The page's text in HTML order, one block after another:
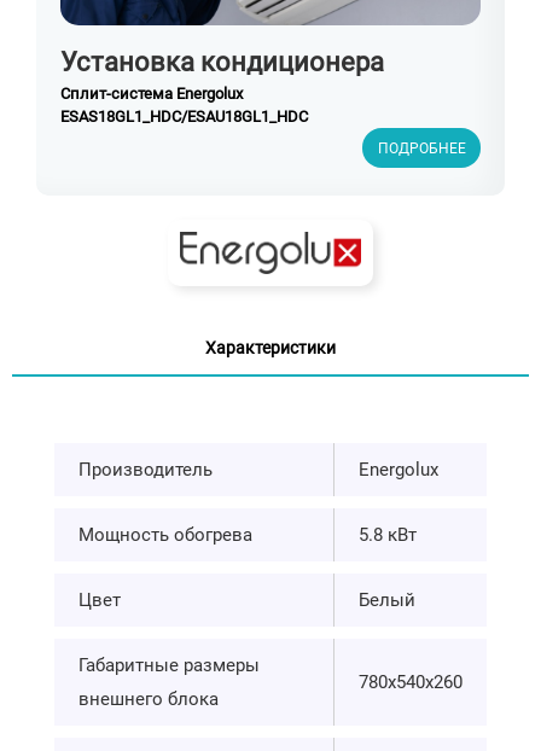
Установка кондиционера
Сплит-система Energolux
ESAS18GL1_HDC/ESAU18GL1_HDC
ПОДРОБНЕЕ
Характеристики
Производитель Energolux
Мощность обогрева 5.8 кВт
Цвет Белый
Габаритные размеры
внешнего блока
780х540х260